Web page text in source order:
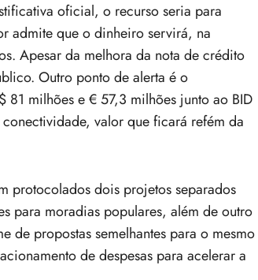
oficial, o recurso seria para
admite que o dinheiro servirá, na
Apesar da melhora da nota de crédito
Outro ponto de alerta é o
81 milhões e € 57,3 milhões junto ao BID
valor que ficará refém da
protocolados dois projetos separados
para moradias populares, além de outro
de propostas semelhantes para o mesmo
de despesas para acelerar a